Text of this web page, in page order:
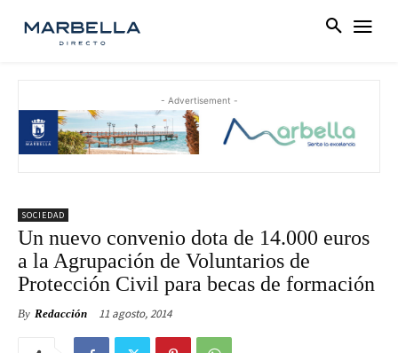
- Advertisement -
SOCIEDAD
Un nuevo convenio dota de 14.000 euros
a la Agrupación de Voluntarios de
Protección Civil para becas de formación
By Redacción 11 agosto, 2014